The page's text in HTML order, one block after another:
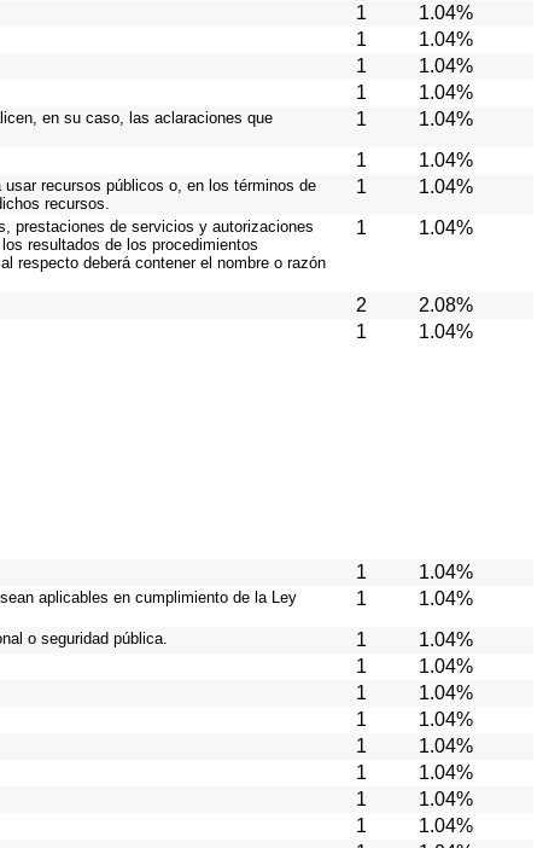
1 1.04%
1 1.04%
1 1.04%
1 1.04%
en su caso, las aclaraciones que
1 1.04%
1 1.04%
recursos públicos o, en los términos de
recursos.
1 1.04%
prestaciones de servicios y autorizaciones
resultados de los procedimientos
respecto deberá contener el nombre o razón
1 1.04%
2 2.08%
1 1.04%
1 1.04%
aplicables en cumplimiento de la Ley
1 1.04%
o seguridad pública. 1 1.04%
1 1.04%
1 1.04%
1 1.04%
1 1.04%
1 1.04%
1 1.04%
1 1.04%